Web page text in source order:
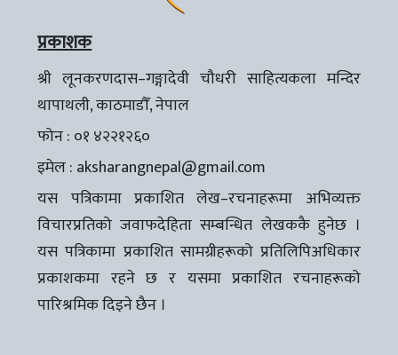
प्रकाशक
श्री लूनकरणदास–गङ्गादेवी चौधरी साहित्यकला मन्दिर
थापाथली, काठमाडौँ, नेपाल
फोन : ०१ ४२२१२६०
इमेल : aksharangnepal@gmail.com
यस पत्रिकामा प्रकाशित लेख–रचनाहरूमा अभिव्यक्त
विचारप्रतिको जवाफदेहिता सम्बन्धित लेखककै हुनेछ ।
यस पत्रिकामा प्रकाशित सामग्रीहरूको प्रतिलिपिअधिकार
प्रकाशकमा रहने छ र यसमा प्रकाशित रचनाहरूको
पारिश्रमिक दिइने छैन ।